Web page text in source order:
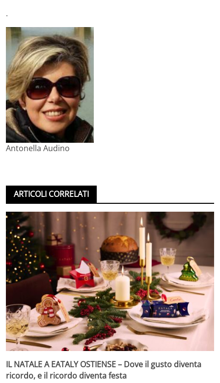
.
Antonella Audino
ARTICOLI CORRELATI
IL NATALE A EATALY OSTIENSE – Dove il gusto diventa
ricordo, e il ricordo diventa festa